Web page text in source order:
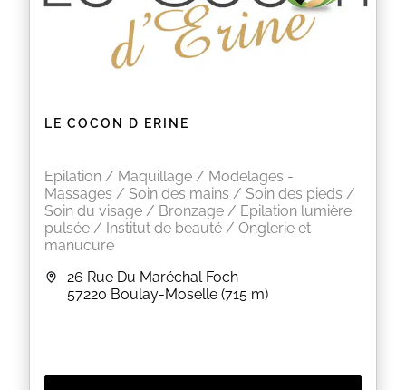
LE COCON D ERINE
Epilation / Maquillage / Modelages -
Massages / Soin des mains / Soin des pieds /
Soin du visage / Bronzage / Epilation lumière
pulsée / Institut de beauté / Onglerie et
manucure
26 Rue Du Maréchal Foch
57220 Boulay-Moselle (715 m)